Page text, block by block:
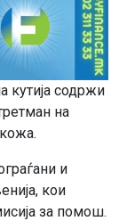
кутија содржи
на
и
кои
за помош.